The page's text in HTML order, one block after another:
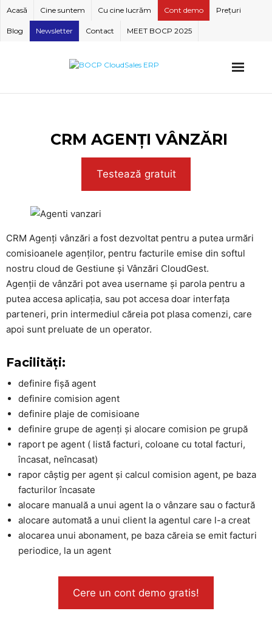
Skip
content
Acasă Cine suntem Cu cine lucrăm Cont demo Prețuri
Blog Newsletter Contact MEET BOCP 2025
CRM AGENȚI VÂNZĂRI
Testează gratuit
CRM Agenți vânzări a fost dezvoltat pentru a putea urmări
comisioanele agenților, pentru facturile emise din softul
nostru cloud de Gestiune și Vânzări CloudGest.
Agenții de vânzări pot avea username și parola pentru a
putea accesa aplicația, sau pot accesa doar interfața
parteneri, prin intermediul căreia pot plasa comenzi, care
apoi sunt preluate de un operator.
Facilități:
definire fișă agent
definire comision agent
definire plaje de comisioane
definire grupe de agenți și alocare comision pe grupă
raport pe agent ( listă facturi, coloane cu total facturi,
încasat, neîncasat)
rapor câștig per agent și calcul comision agent, pe baza
facturilor încasate
alocare manuală a unui agent la o vânzare sau o factură
alocare automată a unui client la agentul care l-a creat
alocarea unui abonament, pe baza căreia se emit facturi
periodice, la un agent
Cere un cont demo gratis!